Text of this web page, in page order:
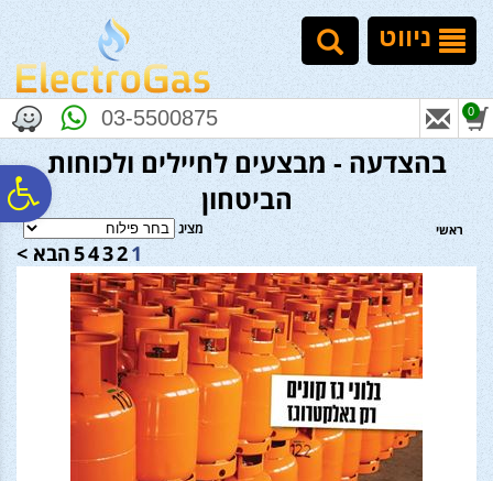
נגישות
אתר
המרכזי
ניווט
03-5500875 0
בהצדעה - מבצעים לחיילים ולכוחות
הביטחון
ראשי מציג
1
2
3
4
5הבא >